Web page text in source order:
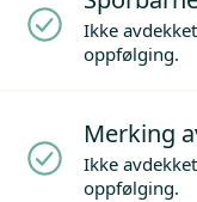
Ikke
oppfølging.
Merking
Ikke
oppfølging.